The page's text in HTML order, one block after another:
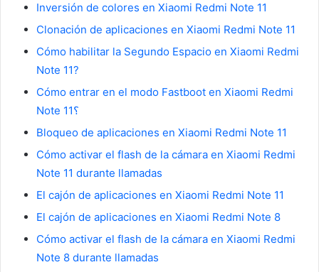
Inversión de colores en Xiaomi Redmi Note 11
Clonación de aplicaciones en Xiaomi Redmi Note 11
Cómo habilitar la Segundo Espacio en Xiaomi Redmi
Note 11?
Cómo entrar en el modo Fastboot en Xiaomi Redmi
Note 11؟
Bloqueo de aplicaciones en Xiaomi Redmi Note 11
Cómo activar el flash de la cámara en Xiaomi Redmi
Note 11 durante llamadas
El cajón de aplicaciones en Xiaomi Redmi Note 11
El cajón de aplicaciones en Xiaomi Redmi Note 8
Cómo activar el flash de la cámara en Xiaomi Redmi
Note 8 durante llamadas